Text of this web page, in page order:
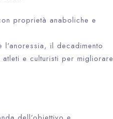
proprietà anaboliche e
l’anoressia, il decadimento
e culturisti per migliorare